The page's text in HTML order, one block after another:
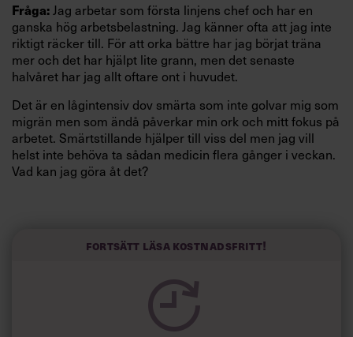
Fråga:Jag arbetar som första linjens chef och har en
ganska hög arbetsbelastning. Jag känner ofta att jag inte
riktigt räcker till. För att orka bättre har jag börjat träna
mer och det har hjälpt lite grann, men det senaste
halvåret har jag allt oftare ont i huvudet.
Det är en lågintensiv dov smärta som inte golvar mig som
migrän men som ändå påverkar min ork och mitt fokus på
arbetet. Smärtstillande hjälper till viss del men jag vill
helst inte behöva ta sådan medicin flera gånger i veckan.
Vad kan jag göra åt det?
allvarligt. Om du vet med dig att du brukar ha huvudvärk
stress. Det låter som du går med en hög anspänning.
Lite förenklat finns det tre sätt att förändra detta.
Fortsätt läsa kostnadsfritt!